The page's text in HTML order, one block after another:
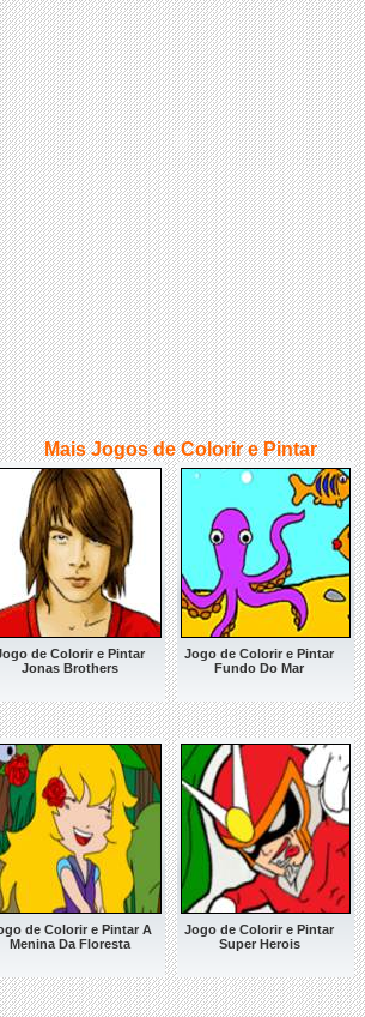
Mais Jogos de Colorir e Pintar
de Colorir e Pintar
Jonas Brothers
Jogo de Colorir e Pintar
Fundo Do Mar
de Colorir e Pintar A
Menina Da Floresta
Jogo de Colorir e Pintar
Super Herois